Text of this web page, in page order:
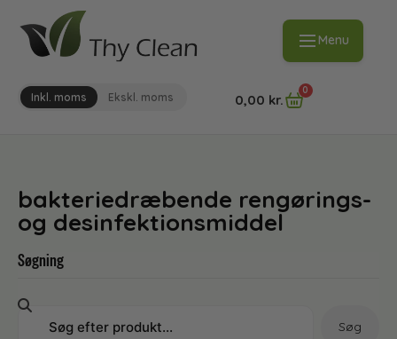
Menu
Inkl. moms Ekskl. moms 0,00 kr.
0
bakteriedræbende rengørings-
og desinfektionsmiddel
Søgning
Søg